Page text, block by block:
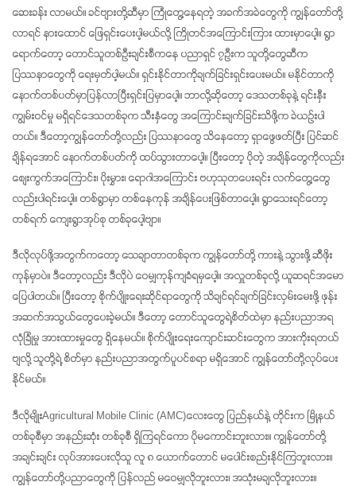
ဆေးခန်း လာမယ်။ ခင်ဗျားတို့ဆီမှာ ကြုံတွေ့နေရတဲ့ အခက်အခဲတွေကို ကျွန်တော်တို့
လာရင် နားထောင် ဖြေရှင်းပေးပါ့မယ်လို့ ကြိုတင်အကြောင်းကြား ထားမှာပေါ့။ ရွာ
ရောက်တော့ တောင်သူတစ်ဦးချင်းစီကနေ ပညာရှင် ၇ဦးက သူတို့တွေဆီက
ပြဿနာတွေကို ရေးမှတ်ပါ့မယ်။ ရှင်းနိုင်တာကိုချက်ခြင်းရှင်းပေးမယ်။ မနိုင်တာကို
နောက်တစ်ပတ်မှာပြန်လာပြီးရှင်းပြမှာပေါ့။ ဘာလို့ဆိုတော့ ဒေသတစ်ခုနဲ့ ရင်းနှီး
ကျွမ်းဝင်မှု မရှိရင်ဒေသတစ်ခုက သီးနှံတွေ အကြောင်းချက်ခြင်းသိဖို့က ခဲယဉ်းပါ
တယ်။ ဒီတော့ကျွန်တော်တို့လည်း ပြဿနာတွေ သိနေတော့ ရှာဖွေဖတ်ပြီး ပြင်ဆင်
ချိန်ရအောင် နောက်တစ်ပတ်ကို ထပ်သွားတာပေါ့။ ပြီးတော့ ပိုတဲ့ အချိန်တွေကိုလည်း
စျေးကွက်အကြောင်း၊ ပိုးမွှား၊ ရောဂါအကြောင်း ဗဟုသုတပေးရင်း လက်တွေ့တွေ
လည်းပါရင်းပေါ့။ တစ်ရွာမှာ တစ်နေကုန် အချိန်ပေးဖြစ်တာပေါ့။ ရွာသေးရင်တော့
တစ်ရက် ကျေးရွာအုပ်စု တစ်ခုပေါ့ဗျာ။
ဒီလိုလုပ်ဖို့အတွက်ကတော့ သေချာတာတစ်ခုက ကျွန်တော်တို့ ကားနဲ့ သွားဖို့ ဆီဖိုး
ကုန်မှာပဲ။ ဒီတော့လည်း ဒီလိုပဲ ဝေမျှကုန်ကျခံရမှပေါ့။ အလှူတစ်ခုလို့ ယူဆရင်အမော
ပြေပါတယ်။ ပြီးတော့ စိုက်ပျိုးရေးဆိုင်ရာတွေကို သိချင်ရင်ချက်ခြင်းလှမ်းမေးဖို့ ဖုန်း
အဆက်အသွယ်တွေပေးခဲ့မယ်။ ဒီတော့ တောင်သူတွေရဲ့စိတ်ထဲမှာ နည်းပညာအရ
လုံခြုံမှု အားထားမှုတွေ ရှိနေမယ်။ စိုက်ပျိုးရေးကျောင်းဆင်းတွေက အားကိုးရတယ်
ဗျလို့ သူတို့ရဲ့ စိတ်မှာ နည်းပညာအတွက်ပူပင်စရာ မရှိအောင် ကျွန်တော်တို့လုပ်ပေး
နိုင်မယ်။
ဒီလိုမျိုးAgricultural Mobile Clinic (AMC)လေးတွေ ပြည်နယ်နဲ့ တိုင်းက မြို့နယ်
တစ်ခုစီမှာ အနည်းဆုံး တစ်ခုစီ ရှိကြရင်ကော ပိုမကောင်းဘူးလား။ ကျွန်တော်တို့
အချင်းချင်း လုပ်အားပေးလိုသူ လူ ၈ ယောက်တောင် မပေါင်းစည်းနိုင်ကြဘူးလား။
ကျွန်တော်တို့ပညာတွေကို ပြန်လည် မဝေမျှလိုဘူးလား၊ အသုံးမချလိုဘူးလား။